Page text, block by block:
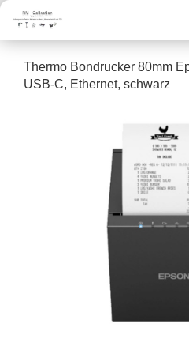
Ther­mo Bon­dru­cker 80mm
USB-C, Ether­net, schwarz